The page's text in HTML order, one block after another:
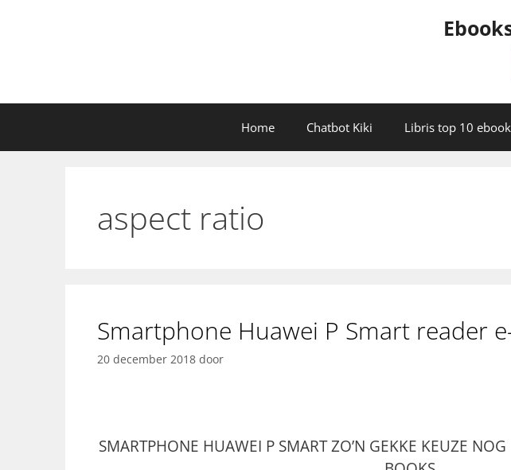
Home Chatbot Kiki Libris top 10
aspect ratio
Smartphone Huawei P Smart reader
20 december 2018 door
SMARTPHONE HUAWEI P SMART ZO’N GEKKE KEUZE